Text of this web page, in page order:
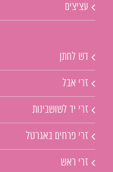
עציצים
דש לחתן
זרי אבל
זרי יד לשושבינות
זרי פרחים באגרטל
זרי ראש